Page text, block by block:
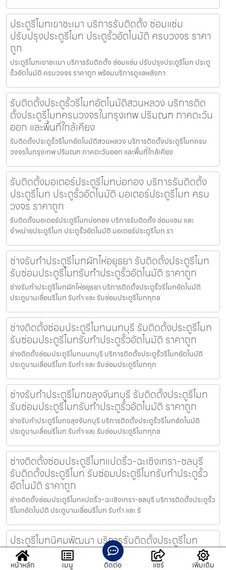
ประตูรีโมทเขาชะเมา บริการรับติดตั้ง ซ่อมแซ่ม
ปรับปรุงประตูรีโมท ประตูรั้วอัตโนมัติ ครบวงจร ราคา
ถูก
ประตูรีโมทเขาชะเมา บริการรับติดตั้ง ซ่อมแซ่ม ปรับปรุงประตูรีโมท ประตู
รั้วอัตโนมัติ ครบวงจร ราคาถูก พร้อมบริการดูแลหลังกา
รับติดตั้งประตูรั้วรีโมทอัตโนมัติสวนหลวง บริการติด
ตั้งประตูรีโมทครบวงจรในกรุงเทพ ปริมณฑ ภาคตะวัน
ออก และพื้นที่ใกล้เคียง
รับติดตั้งประตูรั้วรีโมทอัตโนมัติสวนหลวง บริการติดตั้งประตูรีโมทครบ
วงจรในกรุงเทพ ปริมณฑ ภาคตะวันออก และพื้นที่ใกล้เคียง
รับติดตั้งมอเตอร์ประตูรีโมทบ่อทอง บริการรับติดตั้ง
ประตูรีโมท ประตูรั้วอัตโนมัติ มอเตอร์ประตูรีโมท ครบ
วงจร ราคาถูก
รับติดตั้งมอเตอร์ประตูรีโมทบ่อทอง บริการรับติดตั้ง ซ่อมแซม และ
จำหน่ายประตูรีโมท ประตูรั้วอัตโนมัติ มอเตอร์ประตูรีโมท รา
ช่างรับทำประตูรีโมทผักไห่อยุธยา รับติดตั้งประตูรีโมท
รับซ่อมประตูรีโมทรับทำประตูรั้วอัตโนมัติ ราคาถูก
ช่างรับทำประตูรีโมทผักไห่อยุธยา บริการติดตั้งประตูรั้วรีโมทอัตโนมัติ
ประตูบานเลื่อนรีโมท รับทำ และ รับซ่อมประตูรีโมททุกช
ช่างติดตั้งซ่อมประตูรีโมทนนทบุรี รับติดตั้งประตูรีโมท
รับซ่อมประตูรีโมทรับทำประตูรั้วอัตโนมัติ ราคาถูก
ช่างติดตั้งซ่อมประตูรีโมทนนทบุรี บริการติดตั้งประตูรั้วรีโมทอัตโนมัติ
ประตูบานเลื่อนรีโมท รับทำ และ รับซ่อมประตูรีโมททุก
ช่างรับทำประตูรีโมทขลุงจันทบุรี รับติดตั้งประตูรีโมท
รับซ่อมประตูรีโมทรับทำประตูรั้วอัตโนมัติ ราคาถูก
ช่างรับทำประตูรีโมทขลุงจันทบุรี บริการติดตั้งประตูรั้วรีโมทอัตโนมัติ
ประตูบานเลื่อนรีโมท รับทำ และ รับซ่อมประตูรีโมททุกช
ช่างติดตั้งซ่อมประตูรีโมทแปดริ้ว-ฉะเชิงเทรา-ชลบุรี
รับติดตั้งประตูรีโมท รับซ่อมประตูรีโมทรับทำประตูรั้ว
อัตโนมัติ ราคาถูก
ช่างติดตั้งซ่อมประตูรีโมทแปดริ้ว-ฉะเชิงเทรา-ชลบุรี บริการติดตั้งประตูรั้ว
รีโมทอัตโนมัติ ประตูบานเลื่อนรีโมท รับทำ และ รั
ประตูรีโมทนิคมพัฒนา บริการรับติดตั้งประตูรีโมท
ประตูรั้วอัตโนมัติ มอเตอร์ประตูรีโมท ครบวงจร ราคา
ถูก
หน้าหลัก เมนู ติดต่อ แชร์ เพิ่มเติม